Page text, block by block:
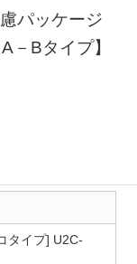
パッケージ
－Bタイプ】
タイプ] U2C-